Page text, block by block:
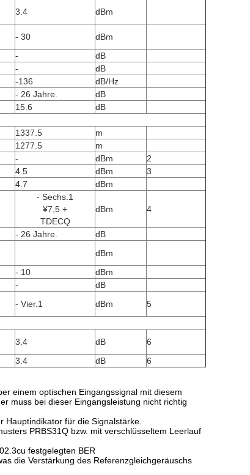
3.4
dBm
- 30
dBm
-
dB
-
dB
-136
dB/Hz
- 26 Jahre.
dB
15.6
dB
1337.5
m
1277.5
m
- dBm
2
4.5 dBm
3
4.7
dBm
- Sechs.1
¥7,5 +
TDECQ
dBm 4
- 26 Jahre.
dB
dBm
- 10
dBm
-
dB
- Vier.1 dBm
5
3.4 dB
6
3.4 dB
6
einem optischen Eingangssignal mit diesem
muss bei dieser Eingangsleistung nicht richtig
für die Signalstärke.
PRBS31Q bzw. mit verschlüsseltem Leerlauf
festgelegten BER
die Verstärkung des Referenzgleichgeräuschs